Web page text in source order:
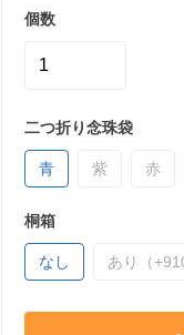
個数
二つ折り念珠袋
青 紫 赤
桐箱
なし あり（